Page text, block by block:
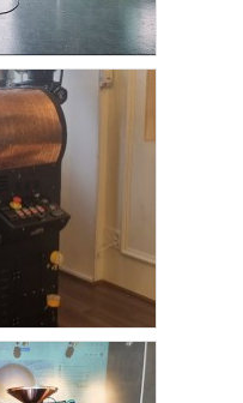
이 15kg
열풍식+ 3kg